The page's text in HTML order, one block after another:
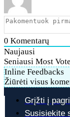
0 Komentarų
Naujausi
Seniausi Most
Inline Feedbacks
Žiūrėti visus
Grįžti į
Susisiekite